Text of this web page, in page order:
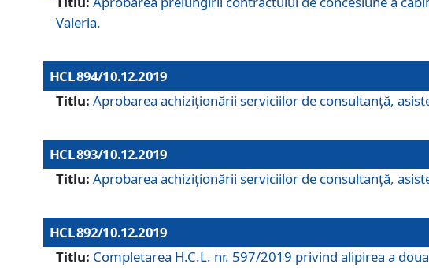
Valeria.
HCL 894/10.12.2019
Titlu: Aprobarea achiziţionării serviciilor de consultanţă,
HCL 893/10.12.2019
Titlu: Aprobarea achiziţionării serviciilor de consultanţă,
HCL 892/10.12.2019
Titlu: Completarea H.C.L. nr. 597/2019 privind alipirea a